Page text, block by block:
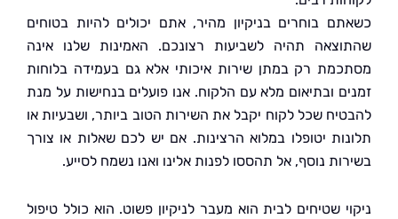
בוחרים בניקיון מהיר, אתם יכולים להיות בטוחים
תהיה לשביעות רצונכם. האמינות שלנו אינה
רק במתן שירות איכותי אלא גם בעמידה בלוחות
ובתיאום מלא עם הלקוח. אנו פועלים בנחישות על מנת
שכל לקוח יקבל את השירות הטוב ביותר, ושבעיות או
יטופלו במלוא הרצינות. אם יש לכם שאלות או צורך
נוסף, אל תהססו לפנות אלינו ואנו נשמח לסייע.
שטיחים לבית הוא מעבר לניקיון פשוט. הוא כולל טיפול